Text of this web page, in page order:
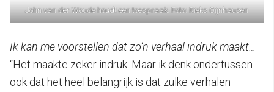
John van der Woude houdt een toespraak. Foto: Rieks Oijnhausen
Ik kan me voorstellen dat zo’n verhaal indruk maakt…
“Het maakte zeker indruk. Maar ik denk ondertussen
ook dat het heel belangrijk is dat zulke verhalen